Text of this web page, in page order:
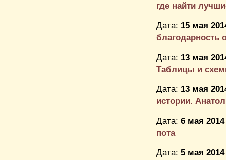
где найти
Дата: 15 мая
благодарность
Дата: 13 мая
Таблицы и
Дата: 13 мая
истории.
Дата: 6 мая
пота
Дата: 5 мая